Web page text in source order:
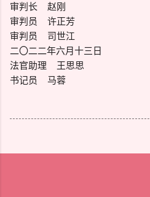
审判长 赵刚
审判员 许正芳
审判员 司世江
二〇二二年六月十三日
法官助理 王思思
书记员 马蓉